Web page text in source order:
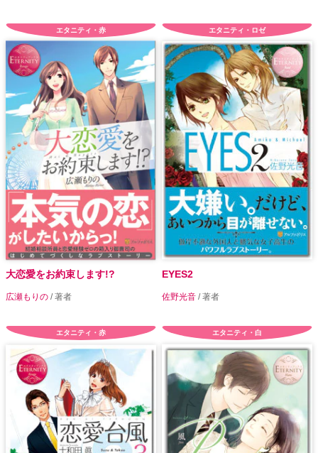
エタニティ・赤
大恋愛をお約束します!?
広瀬もりの / 著者
エタニティ・ロゼ
EYES2
佐野光音 / 著者
エタニティ・赤 エタニティ・白